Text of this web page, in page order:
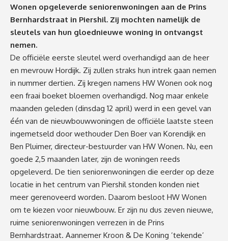
Wonen opgeleverde seniorenwoningen aan de Prins
Bernhardstraat in Piershil. Zij mochten namelijk de
sleutels van hun gloednieuwe woning in ontvangst
nemen.
De officiële eerste sleutel werd overhandigd aan de heer
en mevrouw Hordijk. Zij zullen straks hun intrek gaan nemen
in nummer dertien. Zij kregen namens HW Wonen ook nog
een fraai boeket bloemen overhandigd. Nog maar enkele
maanden geleden (dinsdag 12 april) werd in een gevel van
één van de nieuwbouwwoningen de officiële laatste steen
ingemetseld door wethouder Den Boer van Korendijk en
Ben Pluimer, directeur-bestuurder van HW Wonen. Nu, een
goede 2,5 maanden later, zijn de woningen reeds
opgeleverd. De tien seniorenwoningen die eerder op deze
locatie in het centrum van Piershil stonden konden niet
meer gerenoveerd worden. Daarom besloot HW Wonen
om te kiezen voor nieuwbouw. Er zijn nu dus zeven nieuwe,
ruime seniorenwoningen verrezen in de Prins
Bernhardstraat. Aannemer Kroon & De Koning ’tekende’